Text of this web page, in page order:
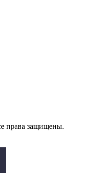
права защищены.